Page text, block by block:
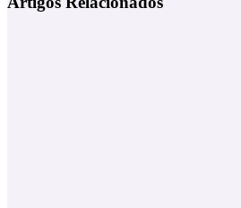
2024
dezembro,